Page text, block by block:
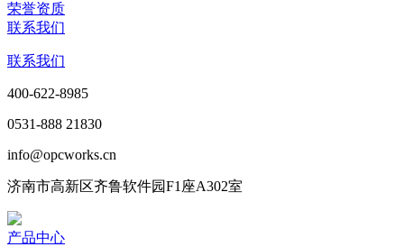
荣誉资质
联系我们
联系我们
400-622-8985
0531-888 21830
info@opcworks.cn
济南市高新区齐鲁软件园F1座A302室
产品中心